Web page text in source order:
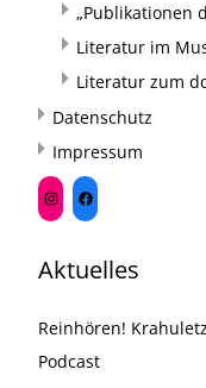
„Publikationen
Literatur im
Literatur zum
Datenschutz
Impressum
Aktuelles
Reinhören!
Podcast